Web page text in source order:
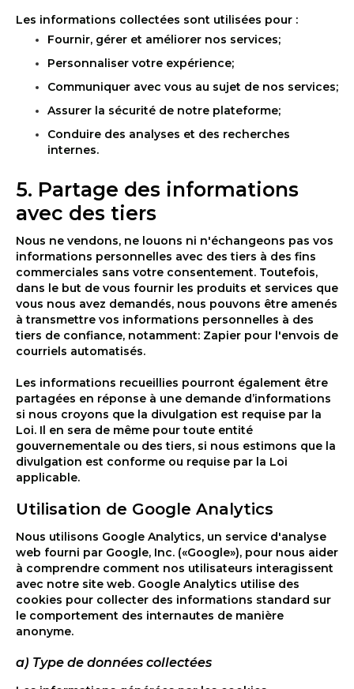
Les informations collectées sont utilisées pour :
Fournir, gérer et améliorer nos services;
Personnaliser votre expérience;
Communiquer avec vous au sujet de nos services;
Assurer la sécurité de notre plateforme;
Conduire des analyses et des recherches
internes.
5. Partage des informations
avec des tiers
Nous ne vendons, ne louons ni n'échangeons pas vos
informations personnelles avec des tiers à des fins
commerciales sans votre consentement. Toutefois,
dans le but de vous fournir les produits et services que
vous nous avez demandés, nous pouvons être amenés
à transmettre vos informations personnelles à des
tiers de confiance, notamment: Zapier pour l'envois de
courriels automatisés.
Les informations recueillies pourront également être
partagées en réponse à une demande d’informations
si nous croyons que la divulgation est requise par la
Loi. Il en sera de même pour toute entité
gouvernementale ou des tiers, si nous estimons que la
divulgation est conforme ou requise par la Loi
applicable.
Utilisation de Google Analytics
Nous utilisons Google Analytics, un service d'analyse
web fourni par Google, Inc. («Google»), pour nous aider
à comprendre comment nos utilisateurs interagissent
avec notre site web. Google Analytics utilise des
cookies pour collecter des informations standard sur
le comportement des internautes de manière
anonyme.
a) Type de données collectées